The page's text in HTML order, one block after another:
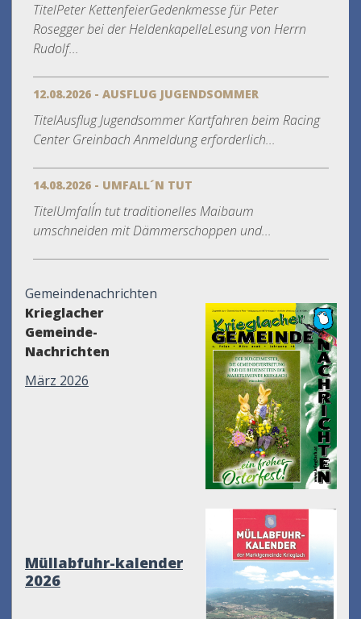
TitelPeter KettenfeierGedenkmesse für Peter
Rosegger bei der HeldenkapelleLesung von Herrn
Rudolf...
12.08.2026 - AUSFLUG JUGENDSOMMER
TitelAusflug Jugendsommer Kartfahren beim Racing
Center Greinbach Anmeldung erforderlich...
14.08.2026 - UMFALL´N TUT
TitelUmfall´n tut traditionelles Maibaum
umschneiden mit Dämmerschoppen und...
Gemeindenachrichten
Krieglacher
Gemeinde-
Nachrichten
März 2026
Müllabfuhr-kalender
2026